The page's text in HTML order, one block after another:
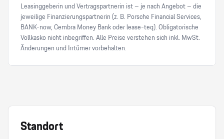
Leasinggeberin und Vertragspartnerin ist – je nach Angebot – die
jeweilige Finanzierungspartnerin (z. B. Porsche Financial Services,
BANK-now, Cembra Money Bank oder lease-teq). Obligatorische
Vollkasko nicht inbegriffen. Alle Preise verstehen sich inkl. MwSt.
Änderungen und Irrtümer vorbehalten.
Standort